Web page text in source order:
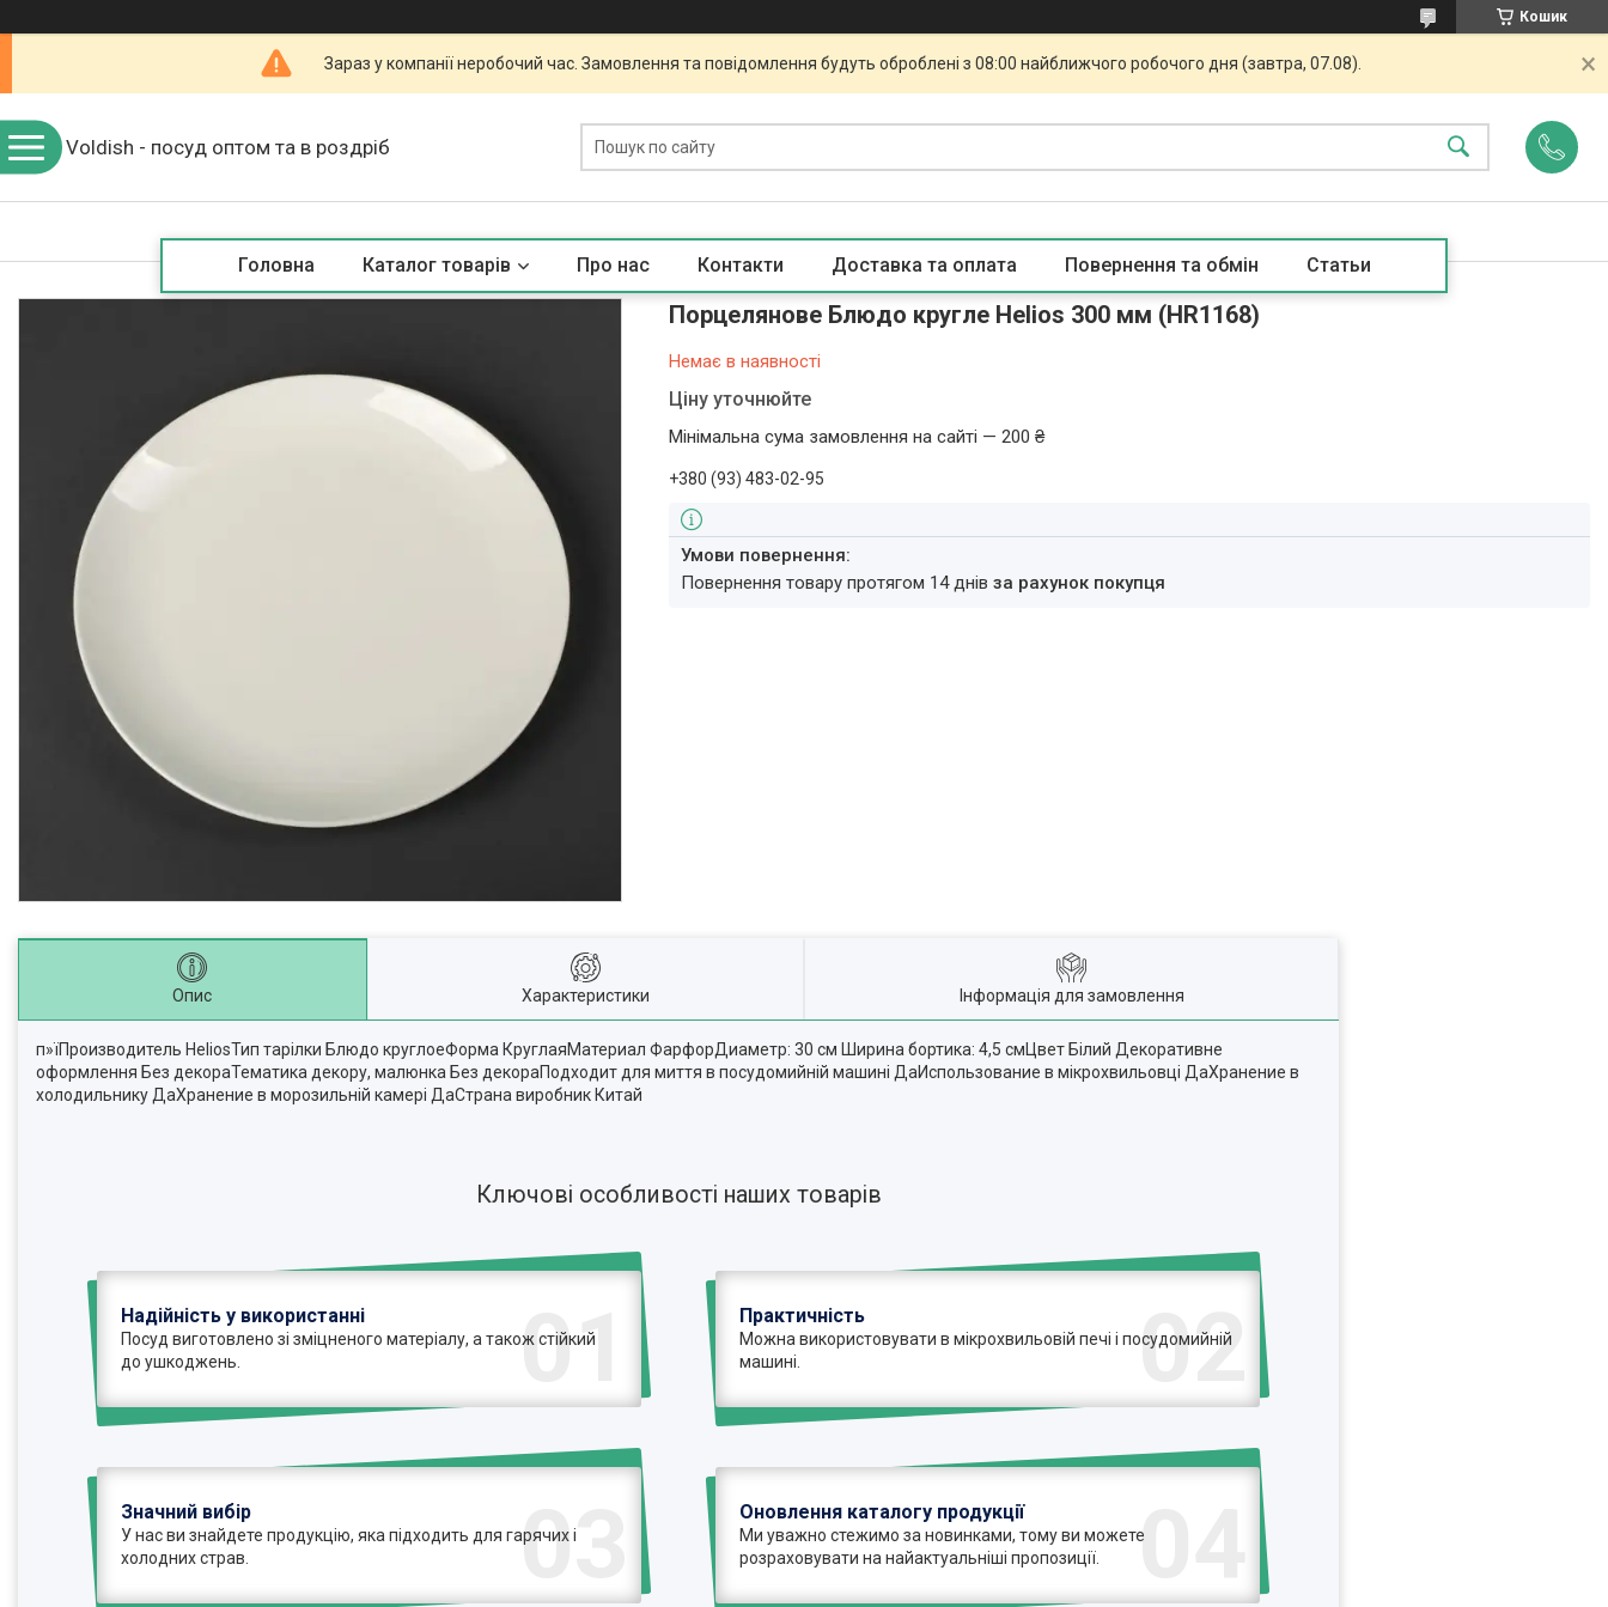
Кошик
Зараз у компанії неробочий час. Замовлення та повідомлення будуть оброблені з 08:00 найближчого робочого дня (завтра, 07.08).
Voldish - посуд оптом та в роздріб
Головна Каталог товарів Про нас Контакти Доставка та оплата Повернення та обмін Статьи
Порцелянове Блюдо кругле Helios 300 мм (HR1168)
Немає в наявності
Ціну уточнюйте
Мінімальна сума замовлення на сайті — 200 ₴
+380 (93) 483-02-95
повернення товару протягом 14 днівза рахунок покупця
Опис Характеристики Інформація для замовлення
п»їПроизводитель HeliosТип тарілки Блюдо круглоеФорма КруглаяМатериал ФарфорДиаметр: 30 см Ширина бортика: 4,5 смЦвет Білий Декоративне
оформлення Без декораТематика декору, малюнка Без декораПодходит для миття в посудомийній машині ДаИспользование в мікрохвильовці ДаХранение в
холодильнику ДаХранение в морозильній камері ДаСтрана виробник Китай
Ключові особливості наших товарів
01
Надійність у використанні
Посуд виготовлено зі зміцненого матеріалу, а також стійкий
до ушкоджень.
02
Практичність
Можна використовувати в мікрохвильовій печі і посудомийній
машині.
03
Значний вибір
У нас ви знайдете продукцію, яка підходить для гарячих і
холодних страв.
04
Оновлення каталогу продукції
Ми уважно стежимо за новинками, тому ви можете
розраховувати на найактуальніші пропозиції.